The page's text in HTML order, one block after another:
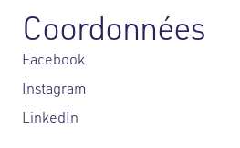
Coordonnées
Facebook
Instagram
LinkedIn